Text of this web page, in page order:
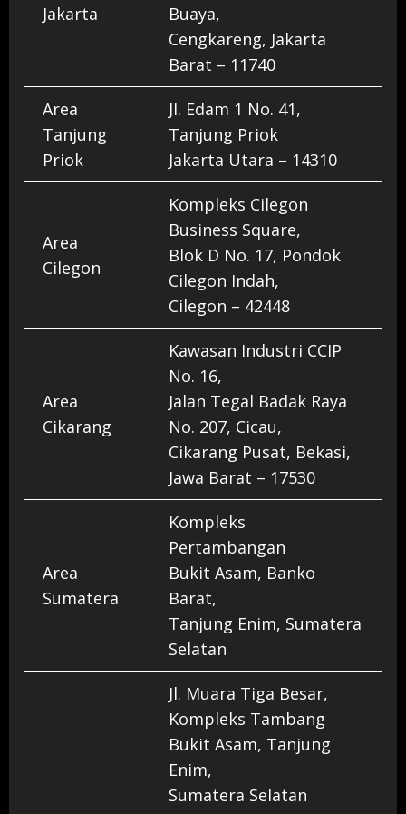
Jakarta
Buaya,
Cengkareng, Jakarta
Barat – 11740
Area
Tanjung
Priok
Jl. Edam 1 No. 41,
Tanjung Priok
Jakarta Utara – 14310
Area
Cilegon
Kompleks Cilegon
Business Square,
Blok D No. 17, Pondok
Cilegon Indah,
Cilegon – 42448
Area
Cikarang
Kawasan Industri CCIP
No. 16,
Jalan Tegal Badak Raya
No. 207, Cicau,
Cikarang Pusat, Bekasi,
Jawa Barat – 17530
Area
Sumatera
Kompleks
Pertambangan
Bukit Asam, Banko
Barat,
Tanjung Enim, Sumatera
Selatan
Jl. Muara Tiga Besar,
Kompleks Tambang
Bukit Asam, Tanjung
Enim,
Sumatera Selatan